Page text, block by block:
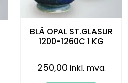
BLÅ OPAL ST.GLASUR
1200-1260C 1 KG
250,00 inkl. mva.